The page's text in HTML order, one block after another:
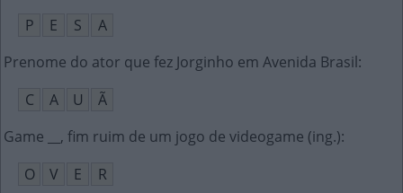
P
E S
A
Prenome do ator que fez Jorginho em Avenida Brasil:
C
A U
Ã
Game __, fim ruim de um jogo de videogame (ing.):
O
V E
R